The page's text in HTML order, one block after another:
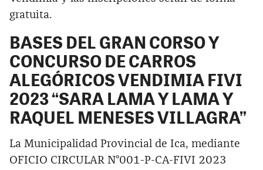
gratuita.
BASES DEL GRAN CORSO Y
CONCURSO DE CARROS
ALEGÓRICOS VENDIMIA FIVI
2023 “SARA LAMA Y LAMA Y
RAQUEL MENESES VILLAGRA”
La Municipalidad Provincial de Ica, mediante
OFICIO CIRCULAR N°001-P-CA-FIVI 2023